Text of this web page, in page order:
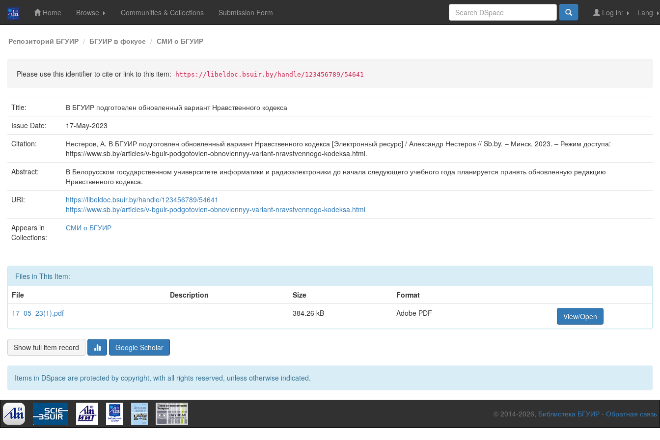
Skip
navigation
Home Browse Communities & Collections Submission Form Lang
Log in:
Репозиторий БГУИР БГУИР в фокусе СМИ о БГУИР
Please use this identifier to cite or link to this item: https://libeldoc.bsuir.by/handle/123456789/54641
Title:
В БГУИР подготовлен обновленный вариант Нравственного кодекса
Issue Date:
17-May-2023
Citation:
Нестеров, А. В БГУИР подготовлен обновленный вариант Нравственного кодекса [Электронный ресурс] / Александр Нестеров // Sb.by. – Минск, 2023. – Режим доступа:
https://www.sb.by/articles/v-bguir-podgotovlen-obnovlennyy-variant-nravstvennogo-kodeksa.html.
Abstract:
В Белорусском государственном университете информатики и радиоэлектроники до начала следующего учебного года планируется принять обновленную редакцию
Нравственного кодекса.
URI:
https://libeldoc.bsuir.by/handle/123456789/54641
https://www.sb.by/articles/v-bguir-podgotovlen-obnovlennyy-variant-nravstvennogo-kodeksa.html
Appears in
Collections:
СМИ о БГУИР
Files in This Item:
File
Description Size
Format
17_05_23(1).pdf
384.26 kB Adobe PDF View/Open
Show full item record Google Scholar
Items in DSpace are protected by copyright, with all rights reserved, unless otherwise indicated.
© 2014-2026, Библиотека БГУИР - Обратная связь